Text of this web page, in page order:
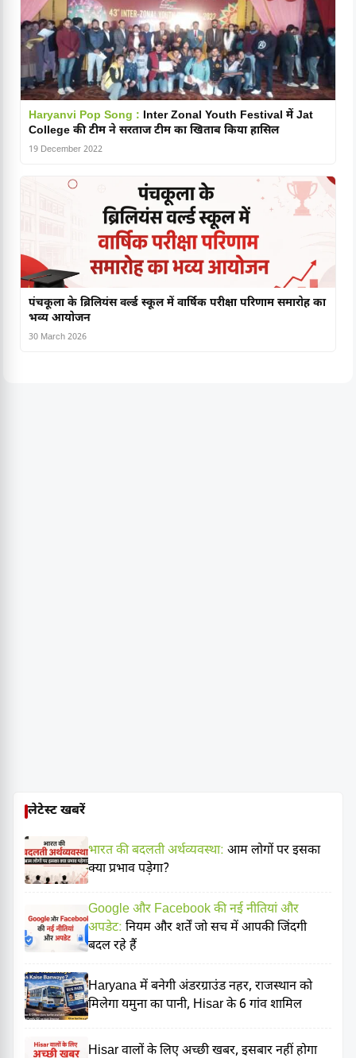
Haryanvi Pop Song : Inter Zonal Youth Festival में Jat
College की टीम ने सरताज टीम का खिताब किया हासिल
19 December 2022
पंचकूला के ब्रिलियंस वर्ल्ड स्कूल में वार्षिक परीक्षा परिणाम समारोह का
भव्य आयोजन
30 March 2026
लेटेस्ट खबरें
भारत की बदलती अर्थव्यवस्था: आम लोगों पर इसका
क्या प्रभाव पड़ेगा?
Google और Facebook की नई नीतियां और
अपडेट: नियम और शर्तें जो सच में आपकी जिंदगी
बदल रहे हैं
Haryana में बनेगी अंडरग्राउंड नहर, राजस्थान को
मिलेगा यमुना का पानी, Hisar के 6 गांव शामिल
Hisar वालों के लिए अच्छी खबर, इसबार नहीं होगा